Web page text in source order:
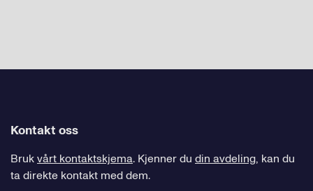
Kontakt oss
Brukvårt kontaktskjema. Kjenner du din avdeling, kan du
ta direkte kontakt med dem.